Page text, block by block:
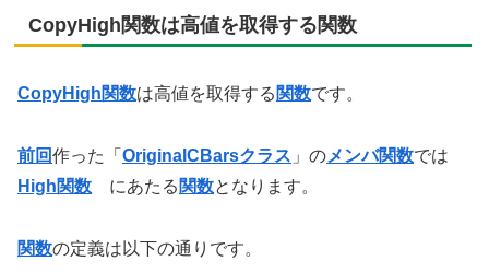
CopyHigh関数は高値を取得する関数
CopyHigh関数は高値を取得する 関数です。
前回作った「 OriginalCBarsクラス 」のメンバ関数では
High関数 にあたる 関数となります。
関数の定義は以下の通りです。